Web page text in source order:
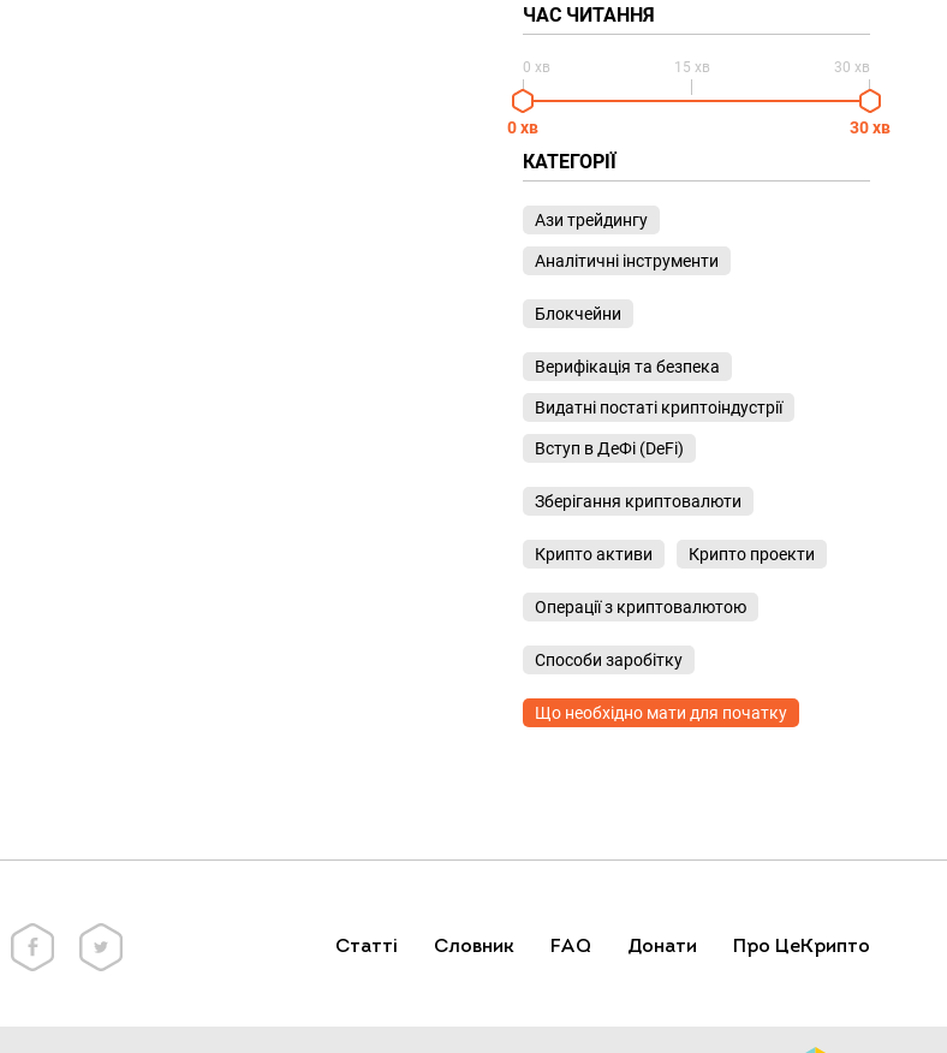
ЧАС ЧИТАННЯ
0 хв 15 хв 30 хв
0 хв 30 хв
КАТЕГОРІЇ
Ази трейдингу
Аналітичні інструменти
Блокчейни
Верифікація та безпека
Видатні постаті криптоіндустрії
Вступ в ДеФі (DeFi)
Зберігання криптовалюти
Крипто активи Крипто проекти
Операції з криптовалютою
Способи заробітку
Що необхідно мати для початку
Статті Словник FAQ Донати Про ЦеКрипто